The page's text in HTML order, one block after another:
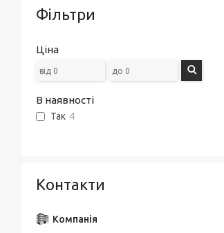
Фільтри
Ціна
В наявності
Так 4
Контакти